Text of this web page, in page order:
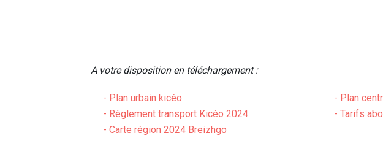
A votre disposition en téléchargement :
- Plan urbain kicéo - Plan
- Règlement transport Kicéo 2024 - Tarifs
- Carte région 2024 Breizhgo